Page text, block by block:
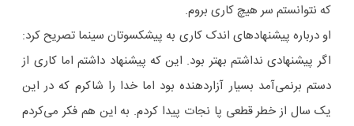
که نتوانستم سر هیچ کاری بروم.
او درباره پیشنهادهای اندک کاری به پیشکسوتان سینما تصریح کرد:
اگر پیشنهادی نداشتم بهتر بود. این که پیشنهاد داشتم اما کاری از
دستم برنمی‌آمد بسیار آزاردهنده بود اما خدا را شاکرم که در این
یک سال از خطر قطعی پا نجات پیدا کردم. به این هم فکر می‌کردم